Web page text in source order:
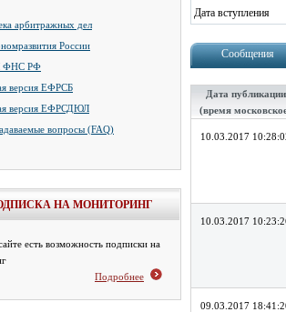
арбитражных дел
России
ФНС РФ
версия ЕФРСБ
версия ЕФРСДЮЛ
вопросы (FAQ)
НА МОНИТОРИНГ
есть возможность подписки на
Подробнее
Дата вступления
Сообщения
Дата публикации
(время
10.03.2017
10.03.2017
09.03.2017